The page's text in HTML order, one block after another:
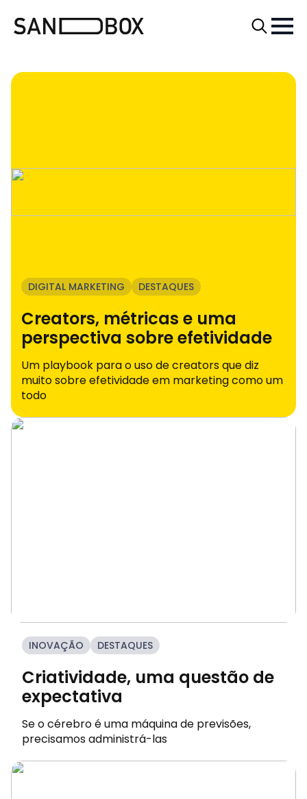
DIGITAL MARKETING DESTAQUES
Creators, métricas e uma
perspectiva sobre efetividade
Um playbook para o uso de creators que diz
muito sobre efetividade em marketing como um
todo
INOVAÇÃO DESTAQUES
Criatividade, uma questão de
expectativa
Se o cérebro é uma máquina de previsões,
precisamos administrá-las